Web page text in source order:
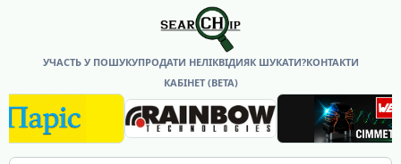
УЧАСТЬ У ПОШУКУПРОДАТИ НЕЛІКВІДИЯК ШУКАТИ?КОНТАКТИ
КАБІНЕТ (BETA)